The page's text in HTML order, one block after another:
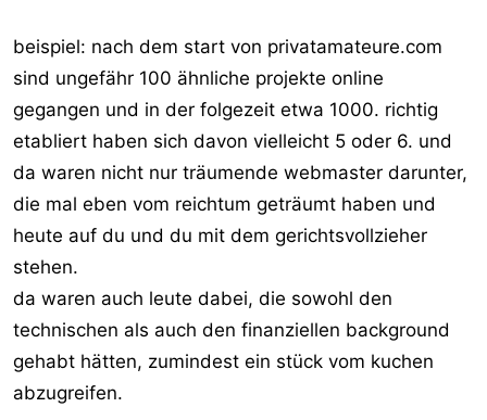
Google ernsthaft Konkurrenz machen. Oder mit ihrem
komischen MP3-Player dem iPod.
Fakt ist, man weiß es vorher nie, und es hängt von so
vielen Faktoren ab, daß es sich unmöglich vorhersehen
läßt, ob ein Konzept aufgeht oder nicht.
Ich denke, allein eine vernünftige Werbekampagne nur in
Detuschland dürfte schon in den zweistelligen
Millionenbereich gehen, um auch nur annähernd die
Bekanntheit von MyVideo zu erreichen.
Ich würde davon definitiv die Finger lassen und mir lieber
Das kann zwar auch schiefgehen, aber wenn ich damit
beispiel: nach dem start von privatamateure.com
sind ungefähr 100 ähnliche projekte online
gegangen und in der folgezeit etwa 1000. richtig
etabliert haben sich davon vielleicht 5 oder 6. und
da waren nicht nur träumende webmaster darunter,
die mal eben vom reichtum geträumt haben und
heute auf du und du mit dem gerichtsvollzieher
stehen.
da waren auch leute dabei, die sowohl den
technischen als auch den finanziellen background
gehabt hätten, zumindest ein stück vom kuchen
abzugreifen.